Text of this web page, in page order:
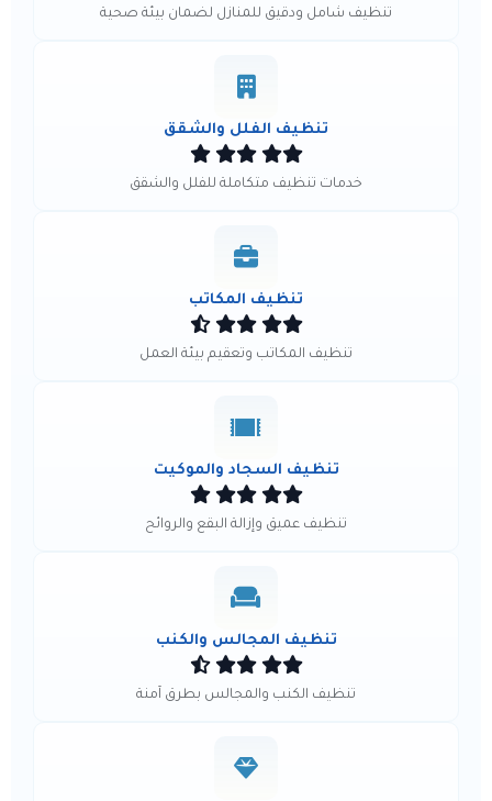
تنظيف شامل ودقيق للمنازل لضمان بيئة صحية
تنظيف الفلل والشقق
خدمات تنظيف متكاملة للفلل والشقق
تنظيف المكاتب
تنظيف المكاتب وتعقيم بيئة العمل
تنظيف السجاد والموكيت
تنظيف عميق وإزالة البقع والروائح
تنظيف المجالس والكنب
تنظيف الكنب والمجالس بطرق آمنة